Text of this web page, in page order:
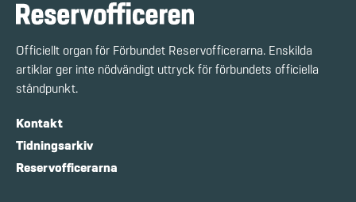
Officiellt organ för Förbundet Reservofficerarna. Enskilda
artiklar ger inte nödvändigt uttryck för förbundets officiella
ståndpunkt.
Kontakt
Tidningsarkiv
Reservofficerarna